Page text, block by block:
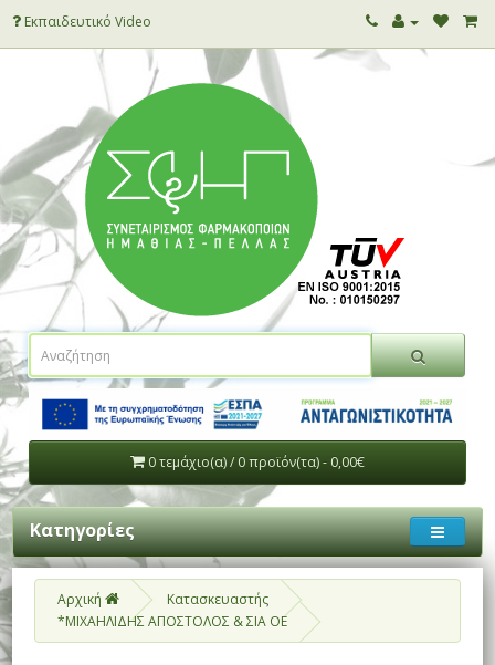
Εκπαιδευτικό Video
0 τεμάχιο(α) / 0 προϊόν(τα) - 0,00€
Κατηγορίες
Αρχική
Κατασκευαστής
*ΜΙΧΑΗΛΙΔΗΣ ΑΠΟΣΤΟΛΟΣ & ΣΙΑ ΟΕ